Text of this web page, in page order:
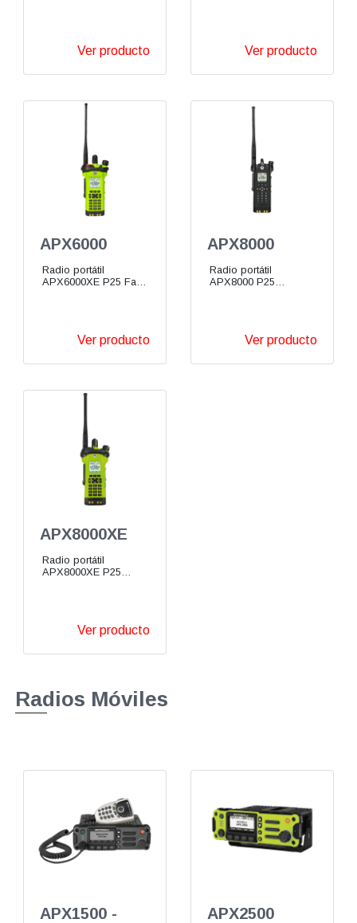
Ver producto Ver producto
APX6000
Radio portátil
APX6000XE P25 Fase
Ver producto
APX8000
Radio portátil
APX8000 P25
Ver producto
APX8000XE
Radio portátil
APX8000XE P25
Ver producto
Radios Móviles
APX1500 -
APX2500